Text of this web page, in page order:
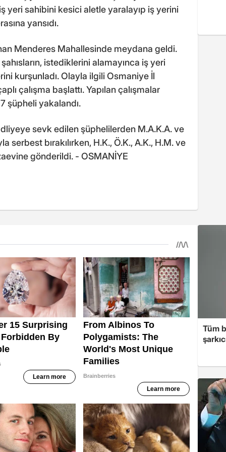
yeri sahibini kesici aletle yaralayıp iş yerini
yansıdı.
Menderes Mahallesinde meydana geldi.
istediklerini alamayınca iş yeri
kurşunladı. Olayla ilgili Osmaniye İl
çalışma başlattı. Yapılan çalışmalar
şüpheli yakalandı.
sevk edilen şüphelilerden M.A.K.A. ve
serbest bırakılırken, H.K., Ö.K., A.K., H.M. ve
gönderildi. - OSMANİYE
Tüm